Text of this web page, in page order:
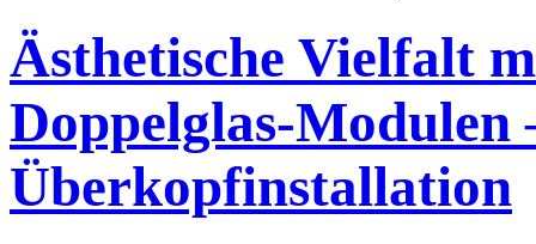
Ästhetische Vielfalt
Doppelglas-
Überkopfinstallation